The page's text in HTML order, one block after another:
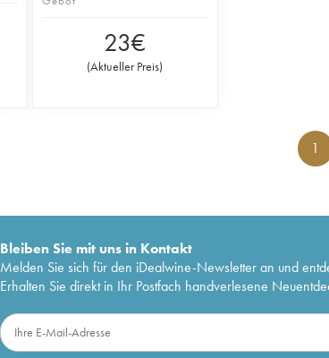
23€
(Aktueller Preis)
1
Bleiben Sie mit uns in Kontakt
Melden Sie sich für den iDealwine-Newsletter an und
Erhalten Sie direkt in Ihr Postfach handverlesene